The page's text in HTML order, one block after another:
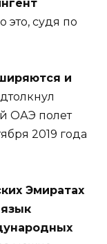
это, судя по
и
ОАЭ полет
2019 года
Эмиратах